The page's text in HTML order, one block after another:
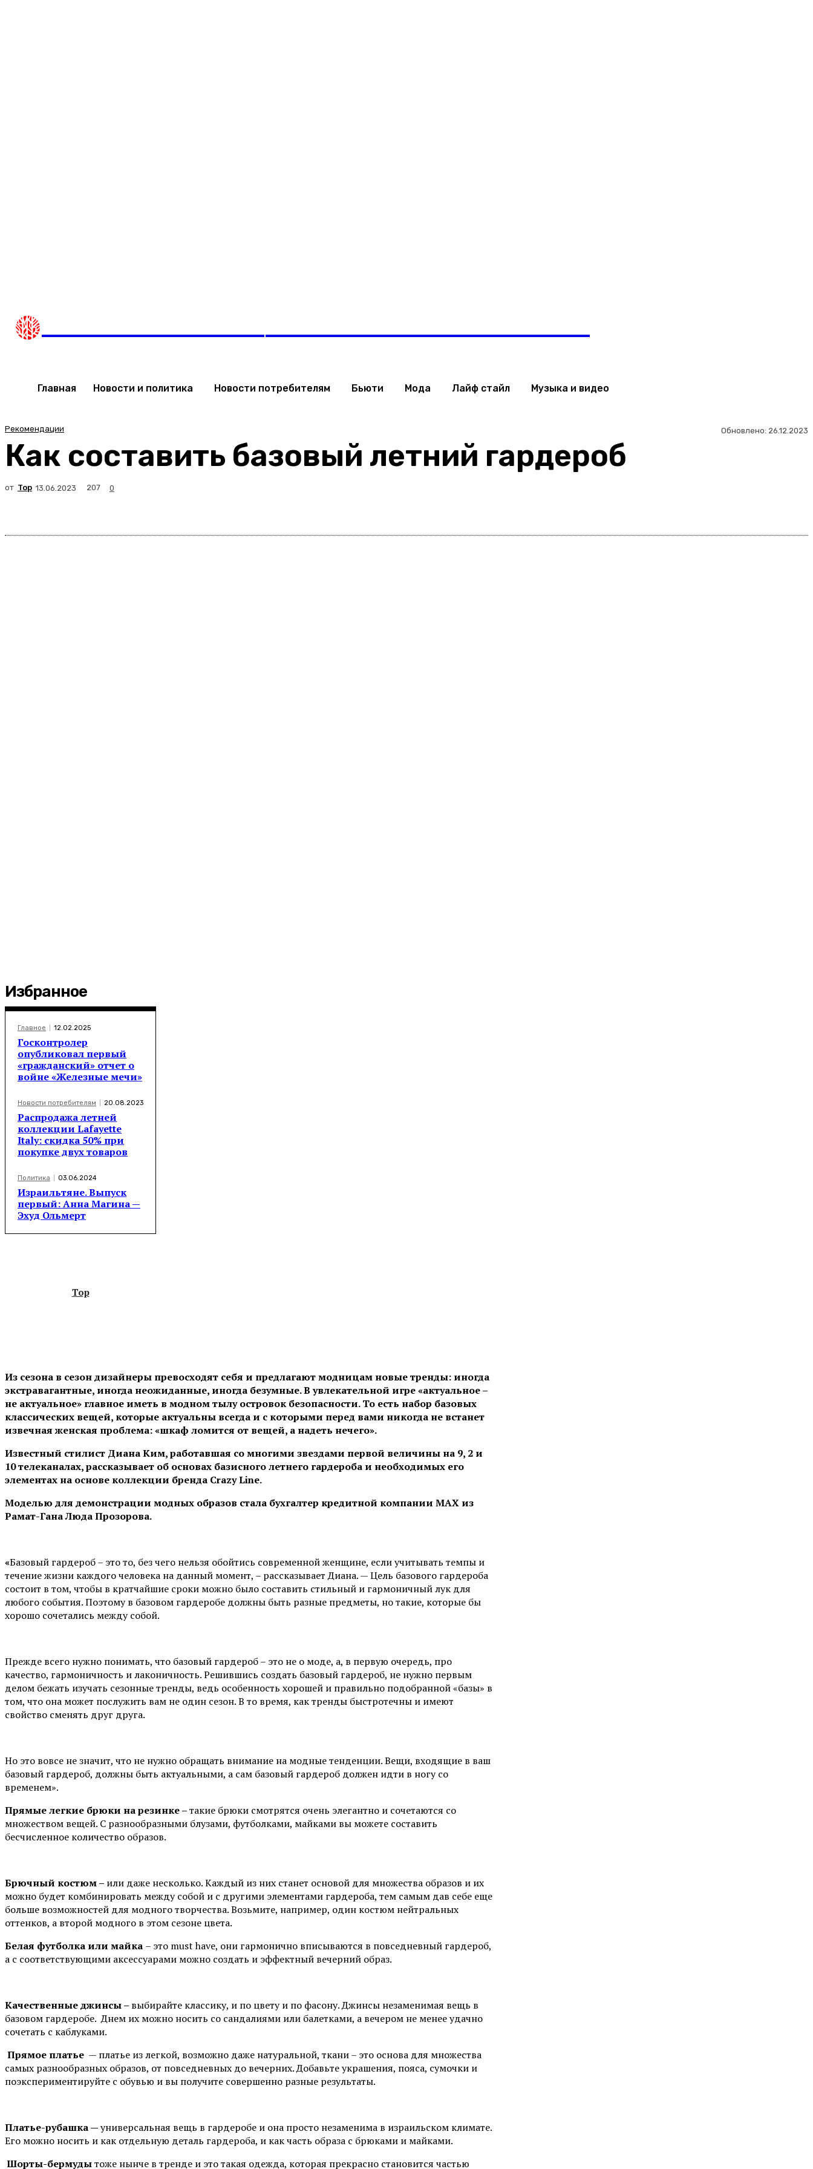
Главная Новости и политика Новости потребителям Бьюти Мода Лайф стайл Музыка и видео
Рекомендации Обновлено: 26.12.2023
Как составить базовый летний гардероб
от Top 13.06.2023 207 0
Избранное
Главное 12.02.2025
Госконтролер
опубликовал первый
«гражданский» отчет о
войне «Железные мечи»
Новости потребителям 20.08.2023
Распродажа летней
коллекции Lafayette
Italy: скидка 50% при
покупке двух товаров
Политика 03.06.2024
Израильтяне. Выпуск
первый: Анна Магина —
Эхуд Ольмерт
Top
Из сезона в сезон дизайнеры превосходят себя и предлагают модницам новые тренды: иногда
экстравагантные, иногда неожиданные, иногда безумные. В увлекательной игре «актуальное –
не актуальное» главное иметь в модном тылу островок безопасности. То есть набор базовых
классических вещей, которые актуальны всегда и с которыми перед вами никогда не встанет
извечная женская проблема: «шкаф ломится от вещей, а надеть нечего».
Известный стилист Диана Ким, работавшая со многими звездами первой величины на 9, 2 и
10 телеканалах, рассказывает об основах базисного летнего гардероба и необходимых его
элементах на основе коллекции бренда CrazyLine.
Моделью для демонстрации модных образов стала бухгалтер кредитной компании MAX из
Рамат-Гана Люда Прозорова.
«Базовый гардероб – это то, без чего нельзя обойтись современной женщине, если учитывать темпы и
течение жизни каждого человека на данный момент, – рассказывает Диана. — Цель базового гардероба
состоит в том, чтобы в кратчайшие сроки можно было составить стильный и гармоничный лук для
любого события. Поэтому в базовом гардеробе должны быть разные предметы, но такие, которые бы
хорошо сочетались между собой.
Прежде всего нужно понимать, что базовый гардероб – это не о моде, а, в первую очередь, про
качество, гармоничность и лаконичность. Решившись создать базовый гардероб, не нужно первым
делом бежать изучать сезонные тренды, ведь особенность хорошей и правильно подобранной «базы» в
том, что она может послужить вам не один сезон. В то время, как тренды быстротечны и имеют
свойство сменять друг друга.
Но это вовсе не значит, что не нужно обращать внимание на модные тенденции. Вещи, входящие в ваш
базовый гардероб, должны быть актуальными, а сам базовый гардероб должен идти в ногу со
временем».
Прямые легкие брюки на резинке –такие брюки смотрятся очень элегантно и сочетаются со
множеством вещей. С разнообразными блузами, футболками, майками вы можете составить
бесчисленное количество образов.
Брючный костюм – или даже несколько. Каждый из них станет основой для множества образов и их
можно будет комбинировать между собой и с другими элементами гардероба, тем самым дав себе еще
больше возможностей для модного творчества. Возьмите, например, один костюм нейтральных
оттенков, а второй модного в этом сезоне цвета.
Белая футболка или майка – это must have, они гармонично вписываются в повседневный гардероб,
а с соответствующими аксессуарами можно создать и эффектный вечерний образ.
Качественные джинсы – выбирайте классику, и по цвету и по фасону. Джинсы незаменимая вещь в
базовом гардеробе. Днем их можно носить со сандалиями или балетками, а вечером не менее удачно
сочетать с каблуками.
Прямое платье — платье из легкой, возможно даже натуральной, ткани – это основа для множества
самых разнообразных образов, от повседневных до вечерних. Добавьте украшения, пояса, сумочки и
поэкспериментируйте с обувью и вы получите совершенно разные результаты.
Платье-рубашка —универсальная вещь в гардеробе и она просто незаменима в израильском климате.
Его можно носить и как отдельную деталь гардероба, и как часть образа с брюками и майками.
Шорты-бермудытоже нынче в тренде и это такая одежда, которая прекрасно становится частью